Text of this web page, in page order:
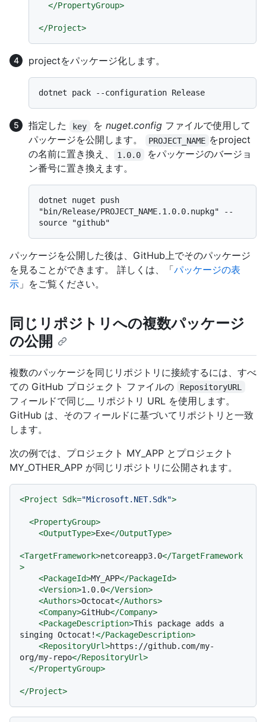
</PropertyGroup>
</Project>
projectをパッケージ化します。
指定した key を nuget.configファイルで使用して
パッケージを公開します。
PROJECT_NAME をproject
の名前に置き換え、
1.0.0
をパッケージのバージョ
ン番号に置き換えます。
dotnet nuget push
"bin/Release/PROJECT_NAME.1.0.0.nupkg" --
パッケージを公開した後は、GitHub上でそのパッケージ
を見ることができます。 詳しくは、「パッケージの表
示 」をご覧ください。
同じリポジトリへの複数パッケージ
の公開
複数のパッケージを同じリポジトリに接続するには、すべ
ての GitHub プロジェクト ファイルの
RepositoryURL
フィールドで同じ__ リポジトリ URL を使用します。
GitHub は、そのフィールドに基づいてリポジトリと一致
します。
次の例では、プロジェクト MY_APP とプロジェクト
MY_OTHER_APP が同じリポジトリに公開されます。
<Project Sdk="Microsoft.NET.Sdk">
<PropertyGroup>
<OutputType>Exe</OutputType>
<TargetFramework>netcoreapp3.0</TargetFramework
>
<PackageId>MY_APP</PackageId>
<Version>1.0.0</Version>
<Authors>Octocat</Authors>
<Company>GitHub</Company>
<PackageDescription>This package adds a
singing Octocat!</PackageDescription>
<RepositoryUrl>https://github.com/my-
org/my-repo</RepositoryUrl>
</PropertyGroup>
</Project>